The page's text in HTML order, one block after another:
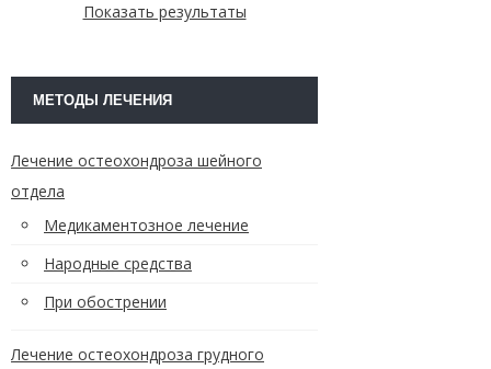
Показать результаты
МЕТОДЫ ЛЕЧЕНИЯ
Лечение остеохондроза шейного
отдела
Медикаментозное лечение
Народные средства
При обострении
Лечение остеохондроза грудного